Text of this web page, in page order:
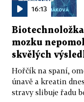
16:13
mozku
skvělých
Hořčík na spaní,
únavě a kreatin
stravy slibuje řadu